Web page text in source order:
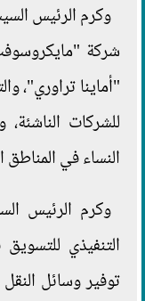
وكرم الرئيس
شركة
"أماينا تراوري"،
للشركات
النساء في المناطق
وكرم الرئيس
التنفيذي
توفير وسائل